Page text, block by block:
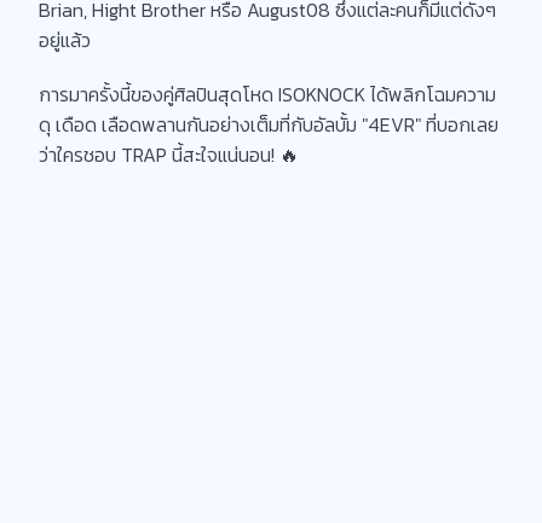
Brian, Hight Brother หรือ August08 ซึ่งแต่ละคนก็มีแต่ดังๆ
อยู่แล้ว
การมาครั้งนี้ของคู่ศิลปินสุดโหด ISOKNOCK ได้พลิกโฉมความ
ดุ เดือด เลือดพลานกันอย่างเต็มที่กับอัลบั้ม "4EVR" ที่บอกเลย
ว่าใครชอบ TRAP นี้สะใจแน่นอน! 🔥